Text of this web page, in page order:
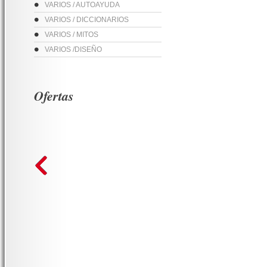
VARIOS / AUTOAYUDA
VARIOS / DICCIONARIOS
VARIOS / MITOS
VARIOS /DISEÑO
Ofertas